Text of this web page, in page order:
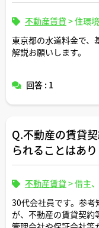
不動産賃貸 >住環
東京都の水道料金で、
解説お願いします。
回答 : 1
Q.不動産の賃貸
られることはあ
不動産賃貸 >借主
30代会社員です。参
が、不動産の賃貸契